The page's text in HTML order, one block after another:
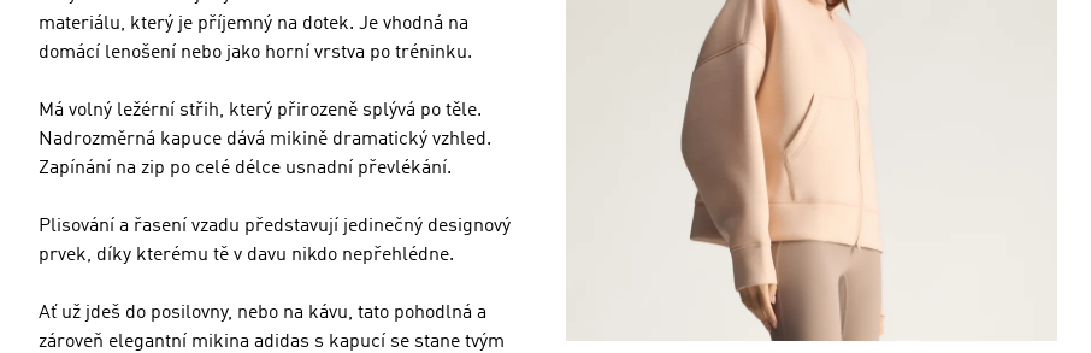
materiálu, který je příjemný na dotek. Je vhodná na
domácí lenošení nebo jako horní vrstva po tréninku.
Má volný ležérní střih, který přirozeně splývá po těle.
Nadrozměrná kapuce dává mikině dramatický vzhled.
Zapínání na zip po celé délce usnadní převlékání.
Plisování a řasení vzadu představují jedinečný designový
prvek, díky kterému tě v davu nikdo nepřehlédne.
Ať už jdeš do posilovny, nebo na kávu, tato pohodlná a
zároveň elegantní mikina adidas s kapucí se stane tvým